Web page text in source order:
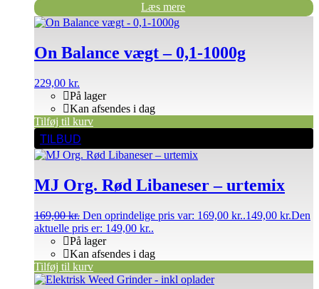
Læs mere
On Balance vægt – 0,1-1000g
229,00 kr.
På lager
Kan afsendes i dag
Tilføj til kurv
TILBUD
MJ Org. Rød Libaneser – urtemix
169,00kr. Den oprindelige pris var: 169,00 kr..149,00 kr.Den
aktuelle pris er: 149,00 kr..
På lager
Kan afsendes i dag
Tilføj til kurv